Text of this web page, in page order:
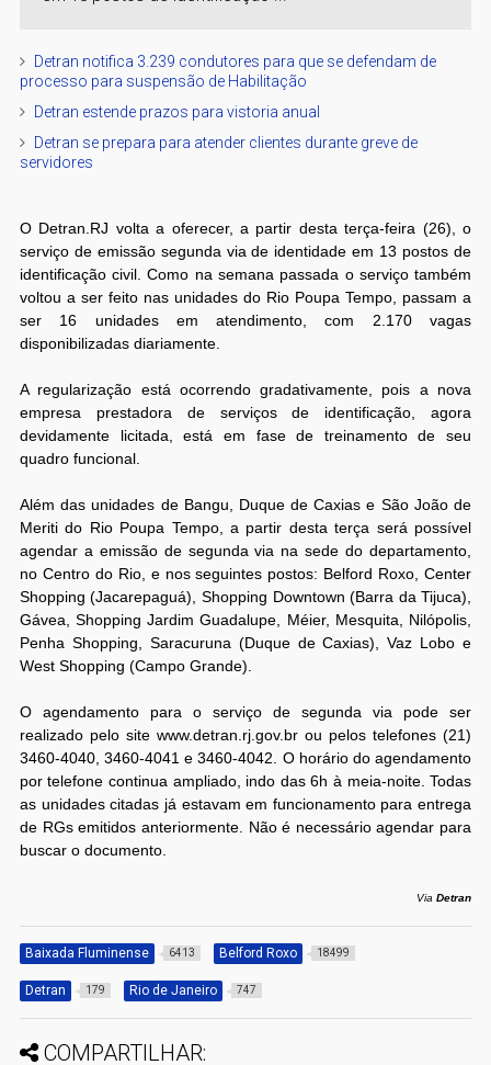
Detran notifica 3.239 condutores para que se defendam de
processo para suspensão de Habilitação
Detran estende prazos para vistoria anual
Detran se prepara para atender clientes durante greve de
servidores
O Detran.RJ volta a oferecer, a partir desta terça-feira (26), o
serviço de emissão segunda via de identidade em 13 postos de
identificação civil. Como na semana passada o serviço também
voltou a ser feito nas unidades do Rio Poupa Tempo, passam a
ser 16 unidades em atendimento, com 2.170 vagas
disponibilizadas diariamente.
A regularização está ocorrendo gradativamente, pois a nova
empresa prestadora de serviços de identificação, agora
devidamente licitada, está em fase de treinamento de seu
quadro funcional.
Além das unidades de Bangu, Duque de Caxias e São João de
Meriti do Rio Poupa Tempo, a partir desta terça será possível
agendar a emissão de segunda via na sede do departamento,
no Centro do Rio, e nos seguintes postos: Belford Roxo, Center
Shopping (Jacarepaguá), Shopping Downtown (Barra da Tijuca),
Gávea, Shopping Jardim Guadalupe, Méier, Mesquita, Nilópolis,
Penha Shopping, Saracuruna (Duque de Caxias), Vaz Lobo e
West Shopping (Campo Grande).
O agendamento para o serviço de segunda via pode ser
realizado pelo site www.detran.rj.gov.br ou pelos telefones (21)
3460-4040, 3460-4041 e 3460-4042. O horário do agendamento
por telefone continua ampliado, indo das 6h à meia-noite. Todas
as unidades citadas já estavam em funcionamento para entrega
de RGs emitidos anteriormente. Não é necessário agendar para
buscar o documento.
ViaDetran
Baixada Fluminense 6413 Belford Roxo 18499
Detran 179 Rio de Janeiro 747
COMPARTILHAR: